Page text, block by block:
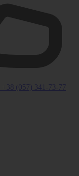
+38 (057) 341-73-77